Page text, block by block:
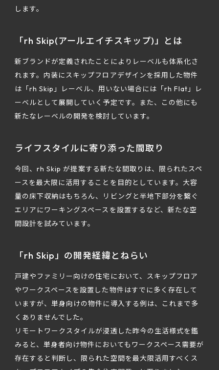
します。
「rh Skip(アールエイチスキップ)」とは
新ブランドが定義されたことによりレーベルも体系化さ
れます。内装にスキップフロアデザインを採用した物件
は「rh Skip」レーベル、用いない場合には「rh Flat」レ
ーベルとして展開していく予定です。また、この他にも
新たなレーベルの開発を検討しています。
ライフスタイルに寄り添った間取り
今回、rh Skip が提案する新たな間取りは、限られたスペ
ースを最大限に活用することを目的としています。大容
量の床下収納はもちろん、リビングと半地下部分を繋ぐ
エリアにワーキングスペースを設置するなど、新たな空
間設計を試みています。
「rh Skip」の開発経緯とねらい
戸建やファミリー向けの住宅において、スキップフロア
やワークスペースを設置した物件はすでに多く存在して
いますが、単身向けの物件に導入する例は、これまで多
くありませんでした。
リモートワークスタイルが浸透した昨今の生活様式を鑑
みると、単身者向け物件においてもワークスペース需要が
存在すると判断し、限られた空間を最大限活用すべくス